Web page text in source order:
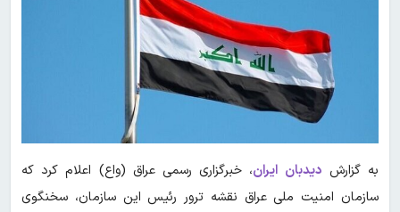
به گزارش دیدبان ایران، خبرگزاری رسمی عراق (واع) اعلام کرد که
سازمان امنیت ملی عراق نقشه ترور رئیس این سازمان، سخنگوی